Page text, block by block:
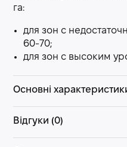
га:
для зон с
60-70;
для зон с высоким
Основні
Відгуки (0)